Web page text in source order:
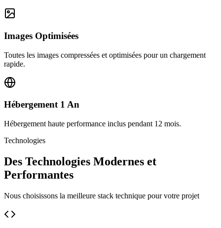
Images Optimisées
Toutes les images compressées et optimisées pour un chargement
rapide.
Hébergement 1 An
Hébergement haute performance inclus pendant 12 mois.
Technologies
Des Technologies Modernes et
Performantes
Nous choisissons la meilleure stack technique pour votre projet